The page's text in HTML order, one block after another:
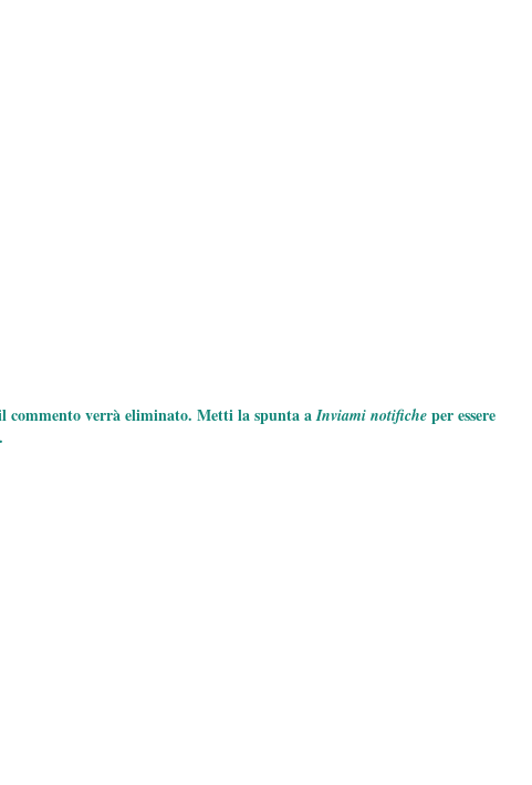
verrà eliminato. Metti la spunta aInviami notifiche per essere